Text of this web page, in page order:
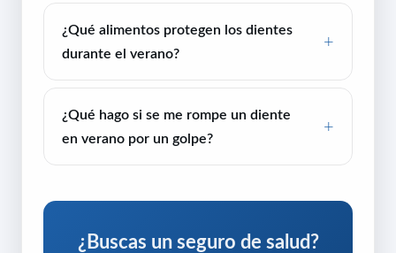
¿Qué alimentos protegen los dientes
durante el verano?
¿Qué hago si se me rompe un diente
en verano por un golpe?
¿Buscas un seguro de salud?